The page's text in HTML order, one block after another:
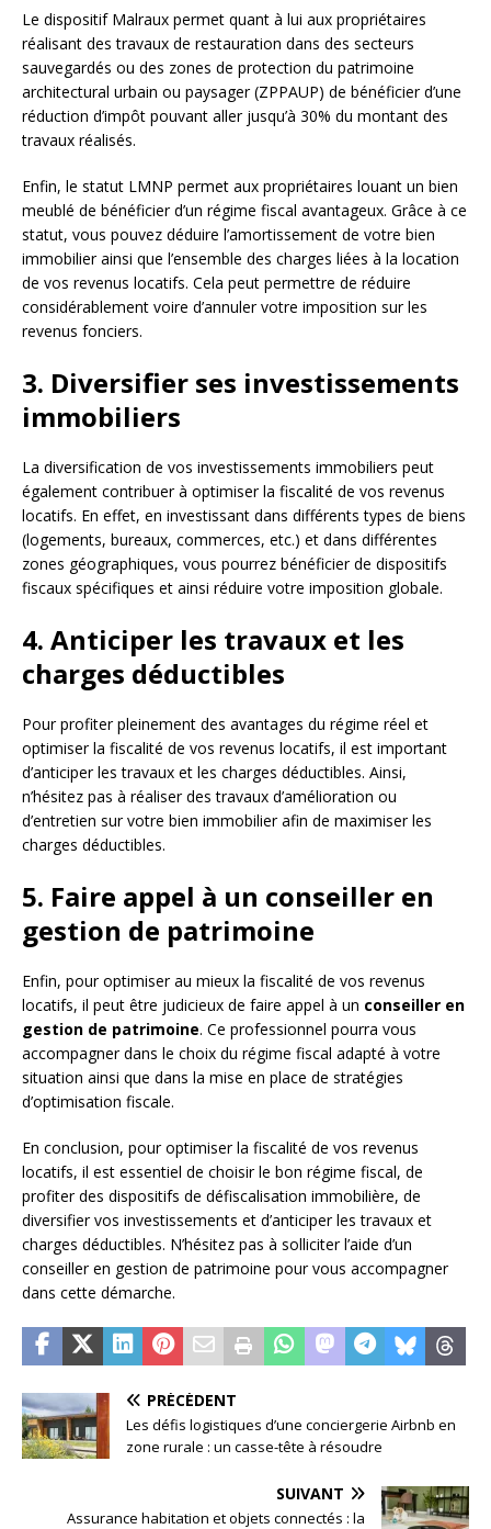
Le dispositif Malraux permet quant à lui aux propriétaires
réalisant des travaux de restauration dans des secteurs
sauvegardés ou des zones de protection du patrimoine
architectural urbain ou paysager (ZPPAUP) de bénéficier d’une
réduction d’impôt pouvant aller jusqu’à 30% du montant des
travaux réalisés.
Enfin, le statut LMNP permet aux propriétaires louant un bien
meublé de bénéficier d’un régime fiscal avantageux. Grâce à ce
statut, vous pouvez déduire l’amortissement de votre bien
immobilier ainsi que l’ensemble des charges liées à la location
de vos revenus locatifs. Cela peut permettre de réduire
considérablement voire d’annuler votre imposition sur les
revenus fonciers.
3. Diversifier ses investissements
immobiliers
La diversification de vos investissements immobiliers peut
également contribuer à optimiser la fiscalité de vos revenus
locatifs. En effet, en investissant dans différents types de biens
(logements, bureaux, commerces, etc.) et dans différentes
zones géographiques, vous pourrez bénéficier de dispositifs
fiscaux spécifiques et ainsi réduire votre imposition globale.
4. Anticiper les travaux et les
charges déductibles
Pour profiter pleinement des avantages du régime réel et
optimiser la fiscalité de vos revenus locatifs, il est important
d’anticiper les travaux et les charges déductibles. Ainsi,
n’hésitez pas à réaliser des travaux d’amélioration ou
d’entretien sur votre bien immobilier afin de maximiser les
charges déductibles.
5. Faire appel à un conseiller en
gestion de patrimoine
Enfin, pour optimiser au mieux la fiscalité de vos revenus
locatifs, il peut être judicieux de faire appel à un conseiller en
gestion de patrimoine. Ce professionnel pourra vous
accompagner dans le choix du régime fiscal adapté à votre
situation ainsi que dans la mise en place de stratégies
d’optimisation fiscale.
En conclusion, pour optimiser la fiscalité de vos revenus
locatifs, il est essentiel de choisir le bon régime fiscal, de
profiter des dispositifs de défiscalisation immobilière, de
diversifier vos investissements et d’anticiper les travaux et
charges déductibles. N’hésitez pas à solliciter l’aide d’un
conseiller en gestion de patrimoine pour vous accompagner
dans cette démarche.
PRÉCÉDENT
Les défis logistiques d’une conciergerie Airbnb en
zone rurale : un casse-tête à résoudre
SUIVANT
Assurance habitation et objets connectés : la